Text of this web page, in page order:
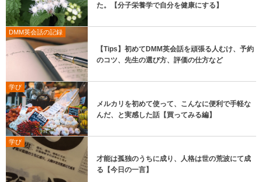
た。【分子栄養学で自分を健康にする】
DMM英会話の記録
【Tips】初めてDMM英会話を頑張る人むけ、予約
のコツ、先生の選び方、評価の仕方など
学び
メルカリを初めて使って、こんなに便利で手軽な
んだ、と実感した話【買ってみる編】
学び
才能は孤独のうちに成り、人格は世の荒波にて成
る【今日の一言】